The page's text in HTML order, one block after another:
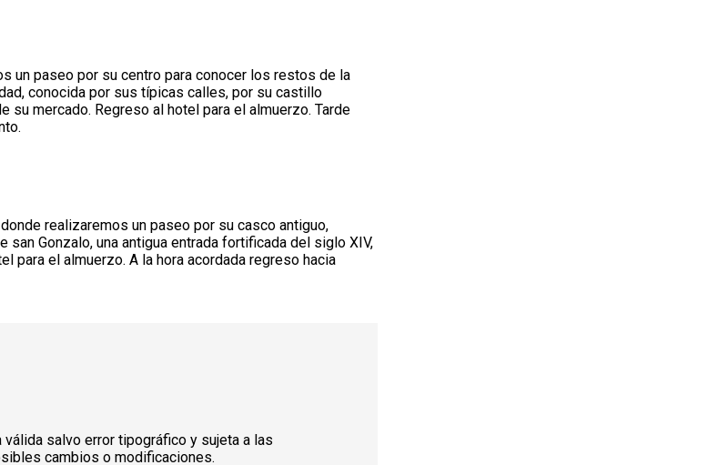
un paseo por su centro para conocer los restos de la
conocida por sus típicas calles, por su castillo
mercado. Regreso al hotel para el almuerzo. Tarde
realizaremos un paseo por su casco antiguo,
Gonzalo, una antigua entrada fortificada del siglo XIV,
para el almuerzo. A la hora acordada regreso hacia
salvo error tipográfico y sujeta a las
cambios o modificaciones.